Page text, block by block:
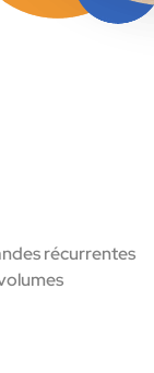
récurrentes